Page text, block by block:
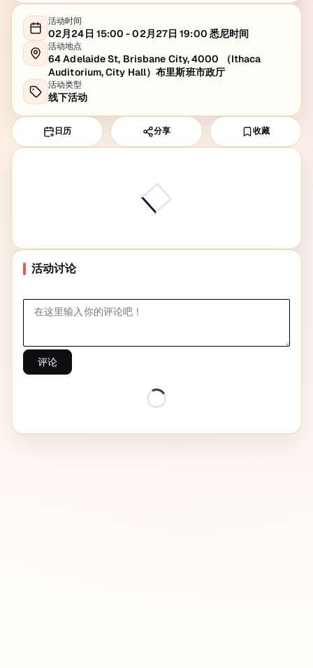
活动时间
02月24日 15:00 - 02月27日 19:00 悉尼时间
活动地点
64 Adelaide St, Brisbane City, 4000 （Ithaca
Auditorium, City Hall）布里斯班市政厅
活动类型
线下活动
日历 分享 收藏
活动讨论
评论